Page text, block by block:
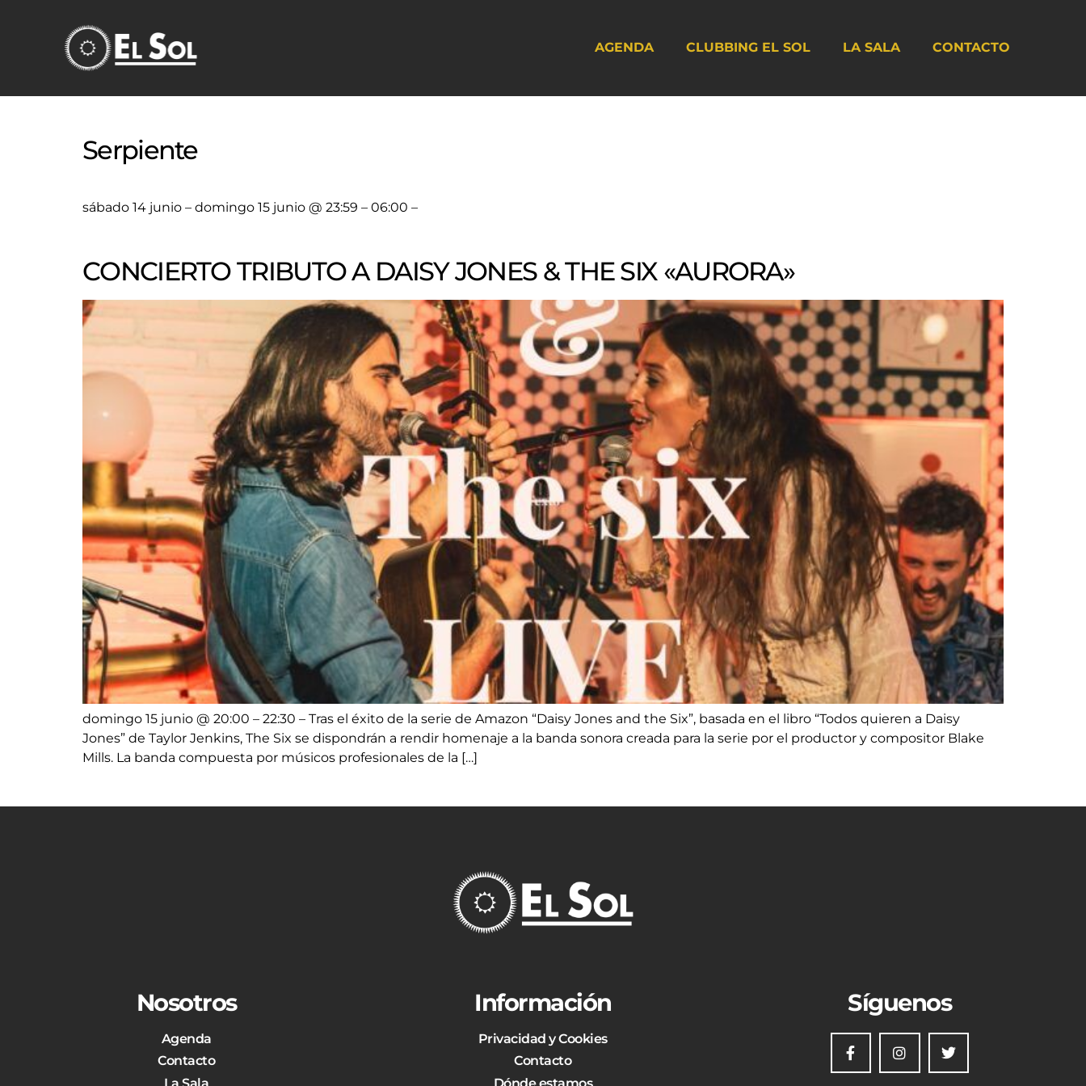
AGENDA CLUBBING EL SOL LA SALA CONTACTO
Serpiente
sábado 14 junio – domingo 15 junio @ 23:59 – 06:00 –
CONCIERTO TRIBUTO A DAISY JONES & THE SIX «AURORA»
domingo 15 junio @ 20:00 – 22:30 – Tras el éxito de la serie de Amazon “Daisy Jones and the Six”, basada en el libro “Todos quieren a Daisy
Jones” de Taylor Jenkins, The Six se dispondrán a rendir homenaje a la banda sonora creada para la serie por el productor y compositor Blake
Mills. La banda compuesta por músicos profesionales de la […]
Nosotros
Agenda
Contacto
La Sala
Información
Privacidad y Cookies
Contacto
Dónde estamos
Síguenos